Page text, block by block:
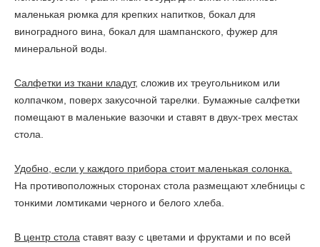
маленькая рюмка для крепких напитков, бокал для
виноградного вина, бокал для шампанского, фужер для
минеральной воды.
Салфетки из ткани кладут, сложив их треугольником или
колпачком, поверх закусочной тарелки. Бумажные салфетки
помещают в маленькие вазочки и ставят в двух-трех местах
стола.
Удобно, если у каждого прибора стоит маленькая солонка.
На противоположных сторонах стола размещают хлебницы с
тонкими ломтиками черного и белого хлеба.
В центр стола ставят вазу с цветами и фруктами и по всей